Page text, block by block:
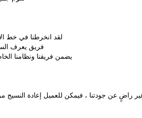
لقد انخرطنا في خط الأقمشة لمدة 20 عامًا ،
فريق يعرف
يضمن فريقنا ونظامنا
راضٍ عن جودتنا ، فيمكن للعميل إعادة